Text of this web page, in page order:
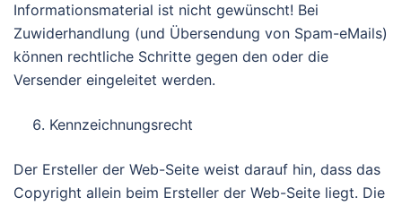
Informationsmaterial ist nicht gewünscht! Bei
Zuwiderhandlung (und Übersendung von Spam-eMails)
können rechtliche Schritte gegen den oder die
Versender eingeleitet werden.
Kennzeichnungsrecht
Der Ersteller der Web-Seite weist darauf hin, dass das
Copyright allein beim Ersteller der Web-Seite liegt. Die